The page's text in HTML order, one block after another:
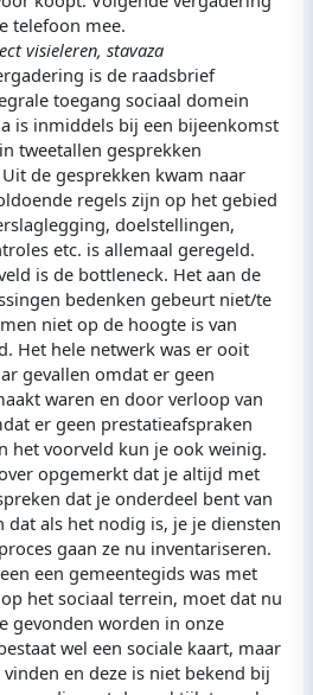
telefoon mee.
visieleren, stavaza
is de raadsbrief
toegang sociaal domein
is inmiddels bij een bijeenkomst
tweetallen gesprekken
de gesprekken kwam naar
regels zijn op het gebied
doelstellingen,
etc. is allemaal geregeld.
is de bottleneck. Het aan de
bedenken gebeurt niet/te
niet op de hoogte is van
Het hele netwerk was er ooit
gevallen omdat er geen
waren en door verloop van
er geen prestatieafspraken
het voorveld kun je ook weinig.
opgemerkt dat je altijd met
dat je onderdeel bent van
dat als het nodig is, je je diensten
gaan ze nu inventariseren.
een gemeentegids was met
het sociaal terrein, moet dat nu
gevonden worden in onze
wel een sociale kaart, maar
en deze is niet bekend bij